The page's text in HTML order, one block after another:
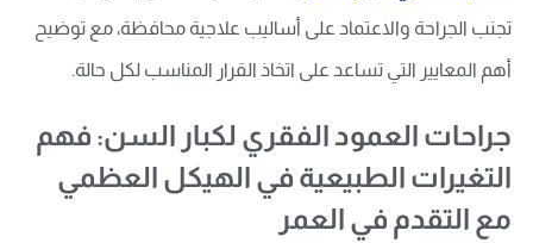
تجنب الجراحة والاعتماد على أساليب علاجية محافظة، مع توضيح
أهم المعايير التي تساعد على اتخاذ القرار المناسب لكل حالة.
جراحات العمود الفقري لكبار السن: فهم
التغيرات الطبيعية في الهيكل العظمي
مع التقدم في العمر